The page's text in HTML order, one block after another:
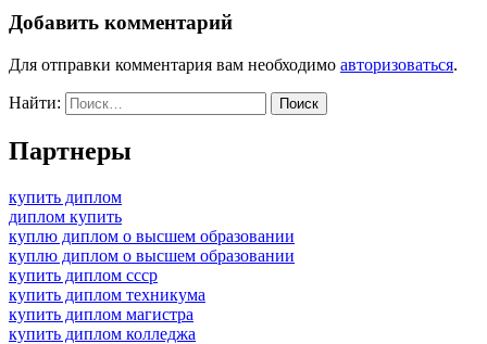
Добавить комментарий
Для отправки комментария вам необходимо авторизоваться.
Найти:
Партнеры
купить диплом
диплом купить
куплю диплом о высшем образовании
куплю диплом о высшем образовании
купить диплом ссср
купить диплом техникума
купить диплом магистра
купить диплом колледжа